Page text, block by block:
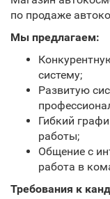
по продаже
Мы предлагаем:
систему;
Развитую
Гибкий
работы;
Общение с
работа в
Требования к